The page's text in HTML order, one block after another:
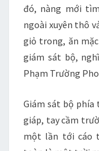
đó, nàng mới
ngoài xuyên thô
giỏ trong, ăn
giám sát bộ,
Phạm Trường
Giám sát bộ
giáp, tay cầm
một lần tới cáo